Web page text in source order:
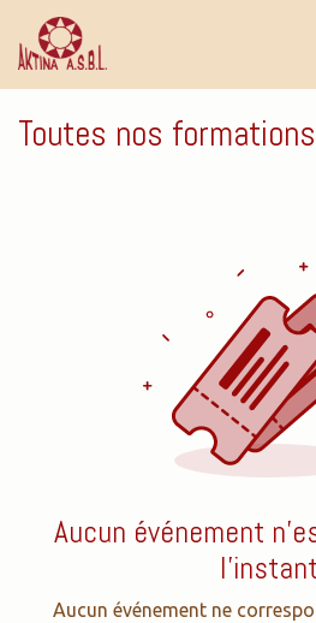
Se rendre au contenu
Toutes nos formations
Aucun événement
l'instant
Aucun événement ne